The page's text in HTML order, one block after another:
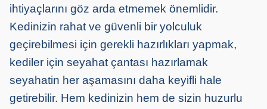
ihtiyaçlarını göz arda etmemek önemlidir.
Kedinizin rahat ve güvenli bir yolculuk
geçirebilmesi için gerekli hazırlıkları yapmak,
kediler için seyahat çantası hazırlamak
seyahatin her aşamasını daha keyifli hale
getirebilir. Hem kedinizin hem de sizin huzurlu